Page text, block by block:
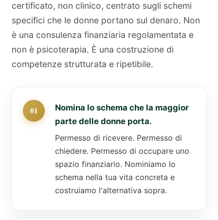
certificato, non clinico, centrato sugli schemi
specifici che le donne portano sul denaro. Non
è una consulenza finanziaria regolamentata e
non è psicoterapia. È una costruzione di
competenze strutturata e ripetibile.
Nomina lo schema che la maggior
parte delle donne porta.
Permesso di ricevere. Permesso di
chiedere. Permesso di occupare uno
spazio finanziario. Nominiamo lo
schema nella tua vita concreta e
costruiamo l'alternativa sopra.